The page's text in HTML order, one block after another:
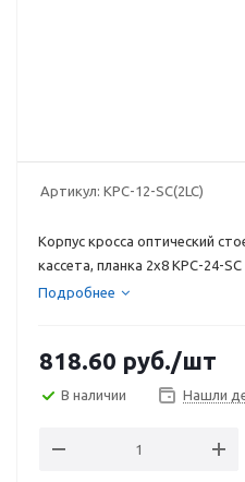
Артикул: КРС-12-SC(2LC)
Корпус кросса оптический
кассета, планка 2х8 КРС-24-SC
Подробнее
818.60 руб./шт
В наличии Нашли